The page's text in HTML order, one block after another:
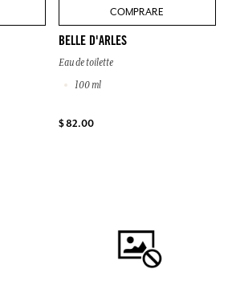
COMPRARE
BELLE D'ARLES
Eau de toilette
100 ml
$ 82.00